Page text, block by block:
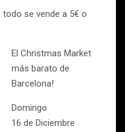
se vende a 5€ o
El Christmas Market
más barato de
Barcelona!
Domingo
16 de Diciembre